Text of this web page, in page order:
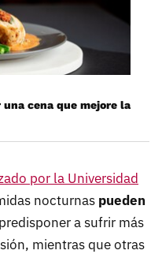
cena que mejore la
por la Universidad
nocturnas pueden
a sufrir más
mientras que otras